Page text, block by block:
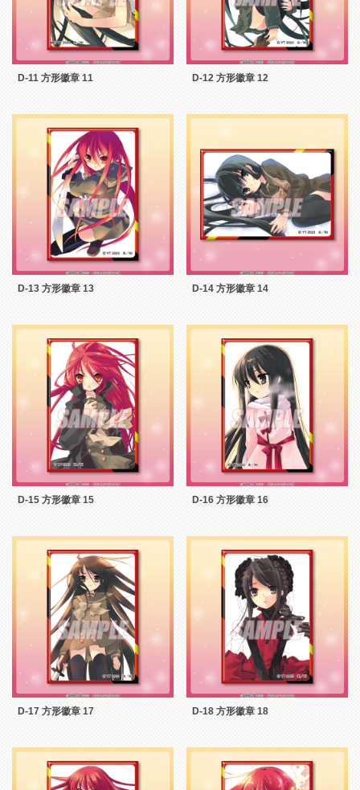
D-11 方形徽章 11 D-12 方形徽章 12
D-13 方形徽章 13 D-14 方形徽章 14
D-15 方形徽章 15 D-16 方形徽章 16
D-17 方形徽章 17 D-18 方形徽章 18